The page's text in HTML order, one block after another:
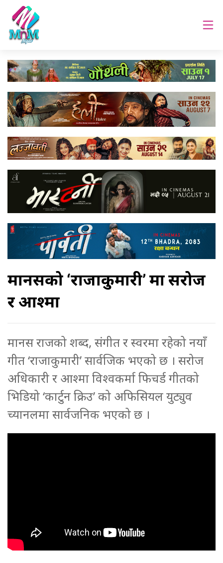
मानसको ‘राजाकुमारी’ मा सरोज
र आश्मा
मानस राजको शब्द, संगीत र स्वरमा रहेको नयाँ
गीत ‘राजाकुमारी’ सार्वजिक भएको छ । सरोज
अधिकारी र आश्मा विश्वकर्मा फिचर्ड गीतको
भिडियो ‘कार्टुन क्रिउ’ को अफिसियल युट्युव
च्यानलमा सार्वजनिक भएको छ ।